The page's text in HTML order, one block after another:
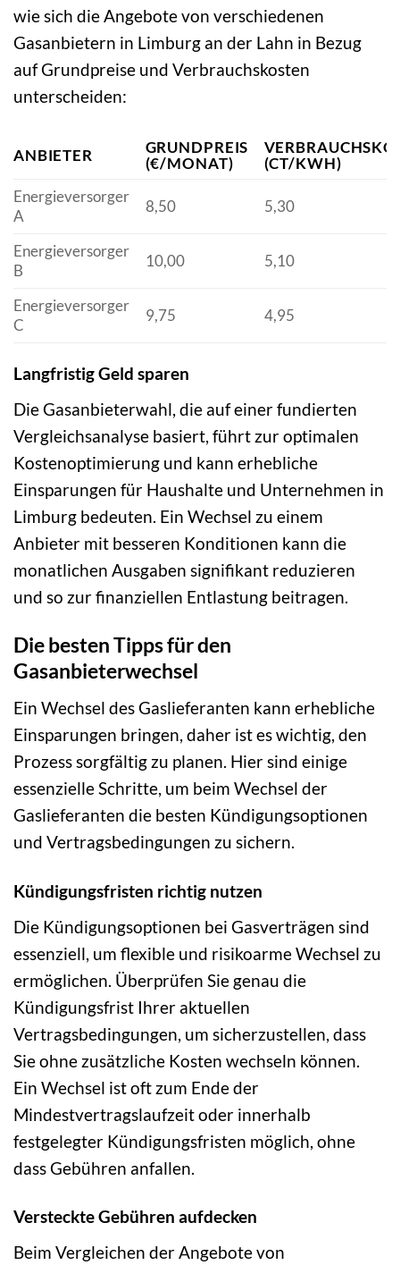
wie sich die Angebote von verschiedenen
Gasanbietern in Limburg an der Lahn in Bezug
auf Grundpreise und Verbrauchskosten
unterscheiden:
ANBIETER
GRUNDPREIS
(€/MONAT)
(CT/KWH)
Energieversorger
A
8,50 5,30
Energieversorger
B
10,00 5,10
Energieversorger
C
9,75 4,95
Langfristig Geld sparen
Die Gasanbieterwahl, die auf einer fundierten
Vergleichsanalyse basiert, führt zur optimalen
Kostenoptimierung und kann erhebliche
Einsparungen für Haushalte und Unternehmen in
Limburg bedeuten. Ein Wechsel zu einem
Anbieter mit besseren Konditionen kann die
monatlichen Ausgaben signifikant reduzieren
und so zur finanziellen Entlastung beitragen.
Die besten Tipps für den
Gasanbieterwechsel
Ein Wechsel des Gaslieferanten kann erhebliche
Einsparungen bringen, daher ist es wichtig, den
Prozess sorgfältig zu planen. Hier sind einige
essenzielle Schritte, um beim Wechsel der
Gaslieferanten die besten Kündigungsoptionen
und Vertragsbedingungen zu sichern.
Kündigungsfristen richtig nutzen
Die Kündigungsoptionen bei Gasverträgen sind
essenziell, um flexible und risikoarme Wechsel zu
ermöglichen. Überprüfen Sie genau die
Kündigungsfrist Ihrer aktuellen
Vertragsbedingungen, um sicherzustellen, dass
Sie ohne zusätzliche Kosten wechseln können.
Ein Wechsel ist oft zum Ende der
Mindestvertragslaufzeit oder innerhalb
festgelegter Kündigungsfristen möglich, ohne
dass Gebühren anfallen.
Versteckte Gebühren aufdecken
Beim Vergleichen der Angebote von